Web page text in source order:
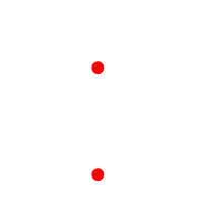
●
●